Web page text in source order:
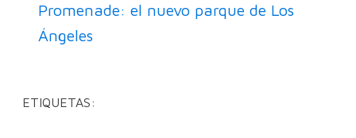
Promenade: el nuevo parque de Los
Ángeles
ETIQUETAS: